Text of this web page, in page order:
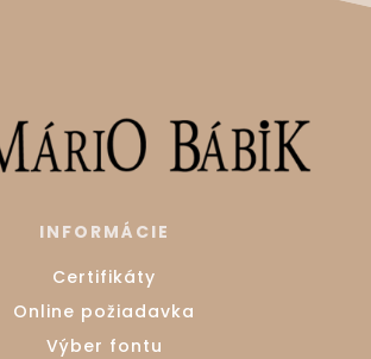
INFORMÁCIE
Certifikáty
Online požiadavka
Výber fontu